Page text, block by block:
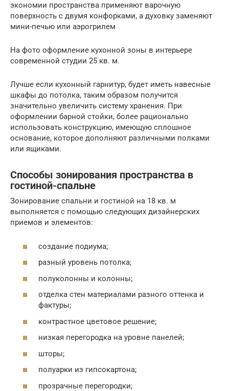
экономии пространства применяют варочную
поверхность с двумя конфорками, а духовку заменяют
мини-печью или аэрогрилем
На фото оформление кухонной зоны в интерьере
современной студии 25 кв. м.
Лучше если кухонный гарнитур, будет иметь навесные
шкафы до потолка, таким образом получится
значительно увеличить систему хранения. При
оформлении барной стойки, более рационально
использовать конструкцию, имеющую сплошное
основание, которое дополняют различными полками
или ящиками.
Способы зонирования пространства в
гостиной-спальне
Зонирование спальни и гостиной на 18 кв. м
выполняется с помощью следующих дизайнерских
приемов и элементов:
создание подиума;
разный уровень потолка;
полуколонны и колонны;
отделка стен материалами разного оттенка и
фактуры;
контрастное цветовое решение;
низкая перегородка на уровне панелей;
шторы;
полуарки из гипсокартона;
прозрачные перегородки;